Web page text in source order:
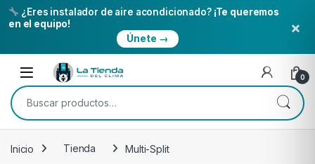
¿Eres instalador de aire acondicionado? ¡Te queremos
en el equipo!
Únete →
×
Skip to navigation
Skip to content
Open 0
Buscar por:
Inicio Tienda Multi-Split